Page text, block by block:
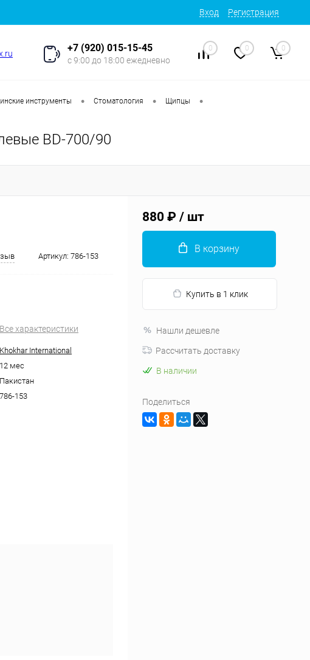
Вход Регистрация
+7 (920) 015-15-45
с 9:00 до 18:00 ежедневно
0 0 0
инструменты • Стоматология • Щипцы •
BD-700/90
Артикул: 786-153
Все характеристики
Khokhar International
12 мес
Пакистан
786-153
880 ₽ / шт
В корзину
Купить в 1 клик
Нашли дешевле
Рассчитать доставку
В наличии
Поделиться